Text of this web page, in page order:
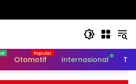
Otomotif Internasional